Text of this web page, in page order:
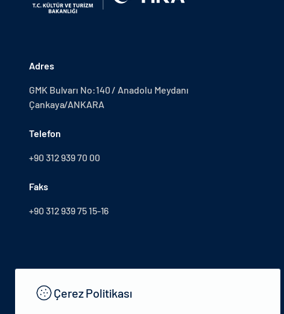
Adres
GMK Bulvarı No:140 / Anadolu Meydanı
Çankaya/ANKARA
Telefon
+90 312 939 70 00
Faks
+90 312 939 75 15-16
Çerez Politikası